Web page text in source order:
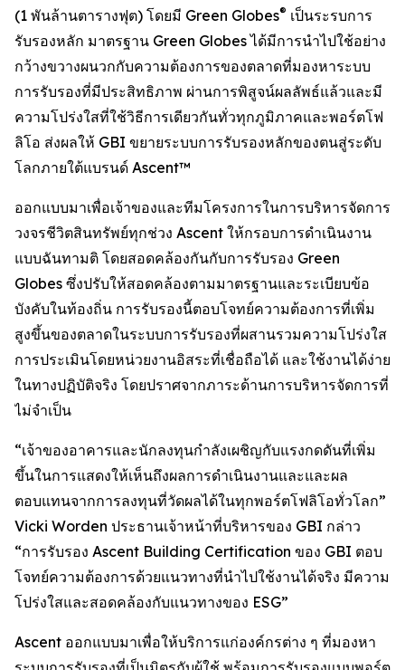
(1 พันล้านตารางฟุต) โดยมี Green Globes® เป็นระรบการ
รับรองหลัก มาตรฐาน Green Globes ได้มีการนำไปใช้อย่าง
กว้างขวางผนวกกับความต้องการของตลาดที่มองหาระบบ
การรับรองที่มีประสิทธิภาพ ผ่านการพิสูจน์ผลลัพธ์แล้วและมี
ความโปร่งใสที่ใช้วิธีการเดียวกันทั่วทุกภูมิภาคและพอร์ตโฟ
ลิโอ ส่งผลให้ GBI ขยายระบบการรับรองหลักของตนสู่ระดับ
โลกภายใต้แบรนด์ Ascent™
ออกแบบมาเพื่อเจ้าของและทีมโครงการในการบริหารจัดการ
วงจรชีวิตสินทรัพย์ทุกช่วง Ascent ให้กรอบการดำเนินงาน
แบบฉันทามติ โดยสอดคล้องกันกับการรับรอง Green
Globes ซึ่งปรับให้สอดคล้องตามมาตรฐานและระเบียบข้อ
บังคับในท้องถิ่น การรับรองนี้ตอบโจทย์ความต้องการที่เพิ่ม
สูงขึ้นของตลาดในระบบการรับรองที่ผสานรวมความโปร่งใส
การประเมินโดยหน่วยงานอิสระที่เชื่อถือได้ และใช้งานได้ง่าย
ในทางปฏิบัติจริง โดยปราศจากภาระด้านการบริหารจัดการที่
ไม่จำเป็น
“เจ้าของอาคารและนักลงทุนกำลังเผชิญกับแรงกดดันที่เพิ่ม
ขึ้นในการแสดงให้เห็นถึงผลการดำเนินงานและและผล
ตอบแทนจากการลงทุนที่วัดผลได้ในทุกพอร์ตโฟลิโอทั่วโลก”
Vicki Worden ประธานเจ้าหน้าที่บริหารของ GBI กล่าว
“การรับรอง Ascent Building Certification ของ GBI ตอบ
โจทย์ความต้องการด้วยแนวทางที่นำไปใช้งานได้จริง มีความ
โปร่งใสและสอดคล้องกับแนวทางของ ESG”
Ascent ออกแบบมาเพื่อให้บริการแก่องค์กรต่าง ๆ ที่มองหา